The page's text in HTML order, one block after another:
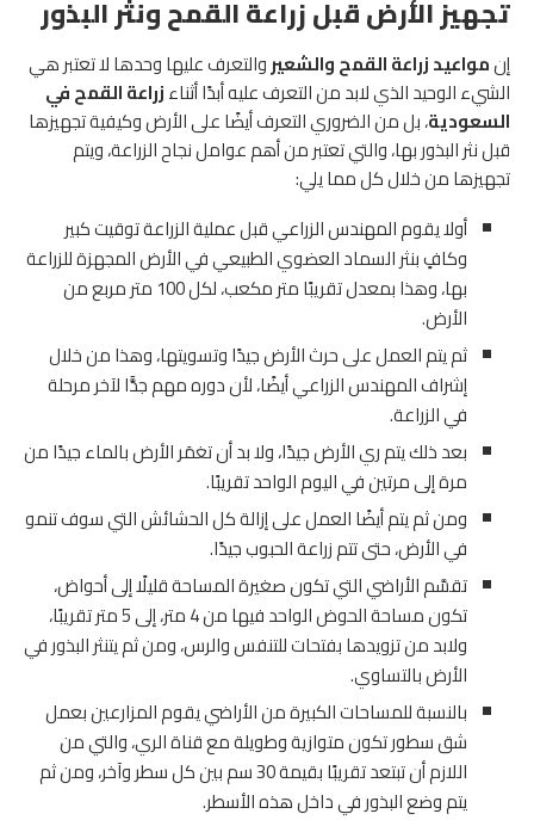
تجهيز الأرض قبل زراعة القمح ونثر البذور
إنمواعيد زراعة القمح والشعيروالتعرف عليها وحدها لا تعتبر هي
الشيء الوحيد الذي لابد من التعرف عليه أبدًا أثناءزراعة القمح في
السعودية، بل من الضروري التعرف أيضًا على الأرض وكيفية تجهيزها
قبل نثر البذور بها، والتي تعتبر من أهم عوامل نجاح الزراعة، ويتم
تجهيزها من خلال كل مما يلي:
أولا يقوم المهندس الزراعي قبل عملية الزراعة توقيت كبير
وكافٍ بنثر السماد العضوي الطبيعي في الأرض المجهزة للزراعة
بها، وهذا بمعدل تقريبًا متر مكعب، لكل 100 متر مربع من
الأرض.
ثم يتم العمل على حرث الأرض جيدًا وتسويتها، وهذا من خلال
إشراف المهندس الزراعي أيضًا، لأن دوره مهم جدًّا لآخر مرحلة
في الزراعة.
بعد ذلك يتم ري الأرض جيدًا، ولا بد أن تغمَر الأرض بالماء جيدًا من
مرة إلى مرتين في اليوم الواحد تقريبًا.
ومن ثم يتم أيضًا العمل على إزالة كل الحشائش التي سوف تنمو
في الأرض، حتى تتم زراعة الحبوب جيدًا.
تقسَّم الأراضي التي تكون صغيرة المساحة قليلًا إلى أحواض،
تكون مساحة الحوض الواحد فيها من 4 متر، إلى 5 متر تقريبًا،
ولابد من تزويدها بفتحات للتنفس والرس، ومن ثم يتنثر البذور في
الأرض بالتساوي.
بالنسبة للمساحات الكبيرة من الأراضي يقوم المزارعين بعمل
شق سطور تكون متوازية وطويلة مع قناة الري، والتي من
اللازم أن تبتعد تقريبًا بقيمة 30 سم بين كل سطر وآخر، ومن ثم
يتم وضع البذور في داخل هذه الأسطر.